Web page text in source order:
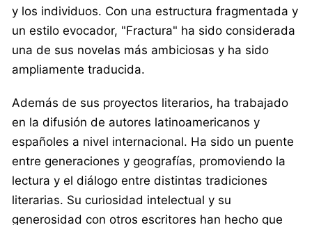
y los individuos. Con una estructura fragmentada y
un estilo evocador, "Fractura" ha sido considerada
una de sus novelas más ambiciosas y ha sido
ampliamente traducida.
Además de sus proyectos literarios, ha trabajado
en la difusión de autores latinoamericanos y
españoles a nivel internacional. Ha sido un puente
entre generaciones y geografías, promoviendo la
lectura y el diálogo entre distintas tradiciones
literarias. Su curiosidad intelectual y su
generosidad con otros escritores han hecho que